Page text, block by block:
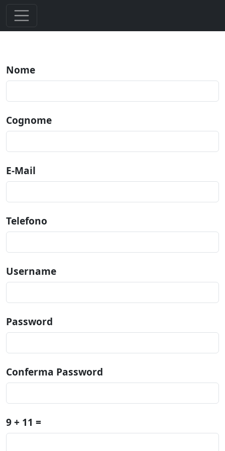
Nome
Cognome
E-Mail
Telefono
Username
Password
Conferma Password
9 + 11 =